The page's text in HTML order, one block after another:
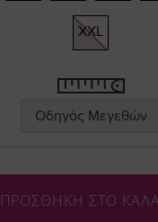
XXL
Οδηγός Μεγεθών
ΠΡΟΣΘΗΚΗ ΣΤΟ